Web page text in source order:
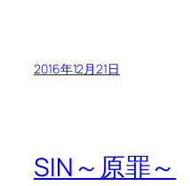
2016年12月21日
SIN～原罪～